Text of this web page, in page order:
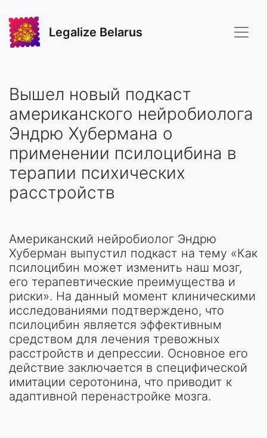
Legalize Belarus
Вышел новый подкаст
американского нейробиолога
Эндрю Хубермана о
применении псилоцибина в
терапии психических
расстройств
Американский нейробиолог Эндрю
Хуберман выпустил подкаст на тему «Как
псилоцибин может изменить наш мозг,
его терапевтические преимущества и
риски». На данный момент клиническими
исследованиями подтверждено, что
псилоцибин является эффективным
средством для лечения тревожных
расстройств и депрессии. Основное его
действие заключается в специфической
имитации серотонина, что приводит к
адаптивной перенастройке мозга.